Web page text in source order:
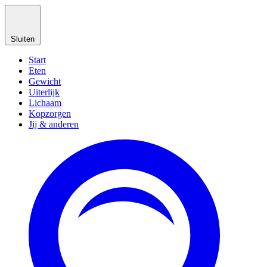
Sluiten
Start
Eten
Gewicht
Uiterlijk
Lichaam
Kopzorgen
Jij & anderen